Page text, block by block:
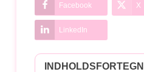
Facebook X
LinkedIn